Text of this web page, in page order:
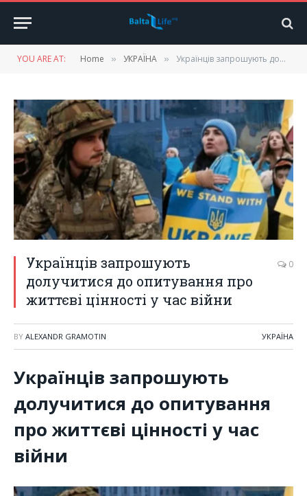
YOU ARE AT: Home » УКРАЇНА » Українців запрошують долучитися до опитування про життєві цінності у час війни
Українців запрошують
долучитися до опитування про
життєві цінності у час війни
0
BY ALEXANDR GRAMOTIN УКРАЇНА
Українців запрошують
долучитися до опитування
про життєві цінності у час
війни